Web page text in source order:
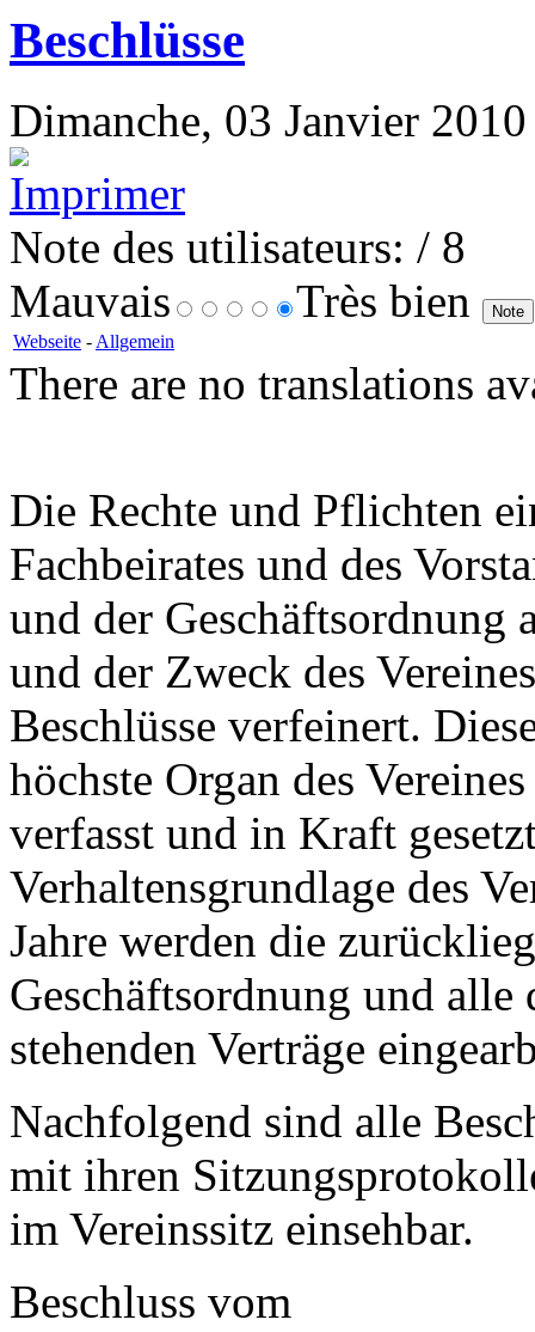
Beschlüsse
Dimanche, 03 Janvier
Note des utilisateurs: / 8
Mauvais
Très bien
Webseite - Allgemein
There are no translations
Die Rechte und Pflichten
Fachbeirates und des
und der Geschäftsordnung
und der Zweck des
Beschlüsse verfeinert.
höchste Organ des
verfasst und in Kraft
Verhaltensgrundlage des
Jahre werden die
Geschäftsordnung und
stehenden Verträge
Nachfolgend sind alle
mit ihren
im Vereinssitz einsehbar.
Beschluss vom